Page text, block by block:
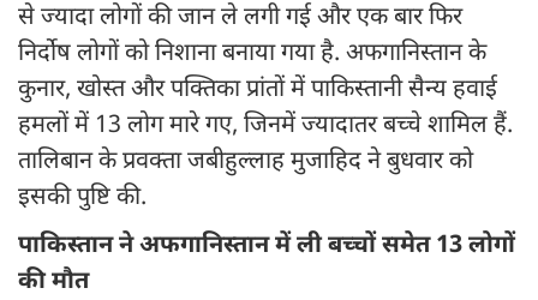
से ज्यादा लोगों की जान ले लगी गई और एक बार फिर
निर्दोष लोगों को निशाना बनाया गया है. अफगानिस्तान के
कुनार, खोस्त और पक्तिका प्रांतों में पाकिस्तानी सैन्य हवाई
हमलों में 13 लोग मारे गए, जिनमें ज्‍यादातर बच्चे शामिल हैं.
तालिबान के प्रवक्ता जबीहुल्लाह मुजाहिद ने बुधवार को
इसकी पुष्टि की.
पाकिस्तान ने अफगानिस्तान में ली बच्चों समेत 13 लोगों
की मौत